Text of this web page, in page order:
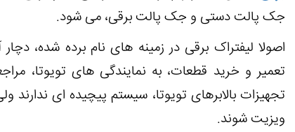
جک پالت دستی و جک پالت برقی، می شود.
اصولا لیفتراک برقی در زمینه های نام برده شده،
تعمیر و خرید قطعات، به نمایندگی های تویوتا،
تجهیزات بالابرهای تویوتا، سیستم پیچیده ای
ویزیت شوند.